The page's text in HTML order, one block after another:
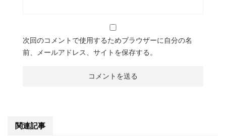
次回のコメントで使用するためブラウザーに自分の名
前、メールアドレス、サイトを保存する。
関連記事